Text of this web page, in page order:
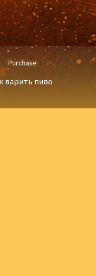
Purchase
варить пиво